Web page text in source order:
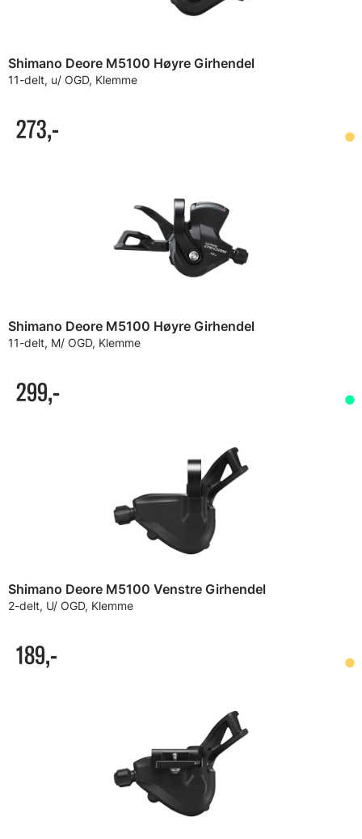
Shimano Deore M5100 Høyre Girhendel
11-delt, u/ OGD, Klemme
273,-
Shimano Deore M5100 Høyre Girhendel
11-delt, M/ OGD, Klemme
299,-
Shimano Deore M5100 Venstre Girhendel
2-delt, U/ OGD, Klemme
189,-